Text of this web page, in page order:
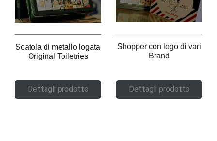
Scatola di metallo logata
Original Toiletries
Dettagli prodotto
Shopper con logo di vari
Brand
Dettagli prodotto